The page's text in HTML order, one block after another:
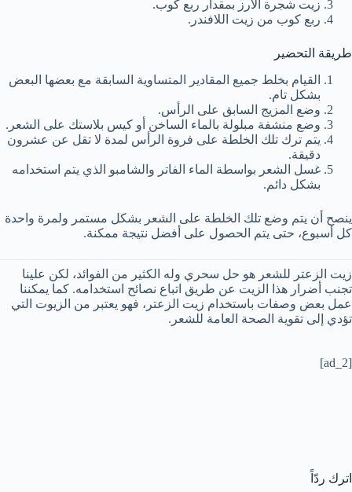
زيت شجرة الأرز بمقدار ربع كوب.
ربع كوب من زيت اللافندر.
طريقة التحضير
القيام بخلط جميع المقادير المتساوية السابقة مع بعضها البعض
بشكل تام.
وضع المزيج السابق على الرأس.
وضع منشفة مبلولة بالماء الساخن أو كيس بلاستك على الشعر.
يتم ترك تلك الخلطة على فروة الرأس لمدة لا تقل عن عشرون
دقيقة.
غسل الشعر بواسطة الماء الفاتر والشامبو الذي يتم استخدامه
بشكل دائم.
ينصح أن يتم وضع تلك الخلطة على الشعر بشكل مستمر ولمرة واحدة
كل أسبوع، حتى يتم الحصول على أفضل نتيجة ممكنة.
زيت الزعتر للشعر هو حل سحري وله الكثير من الفوائد، لكن علينا
تجنب أضرار هذا الزيت عن طريق اتباع نصائح استخدامه. كما يمكننا
عمل بعض وصفات باستخدام زيت الزعتر، فهو يعتبر من الزيوت التي
تؤدي إلى تقوية الصحة العامة للشعر.
[ad_2]
اترك ردّاً